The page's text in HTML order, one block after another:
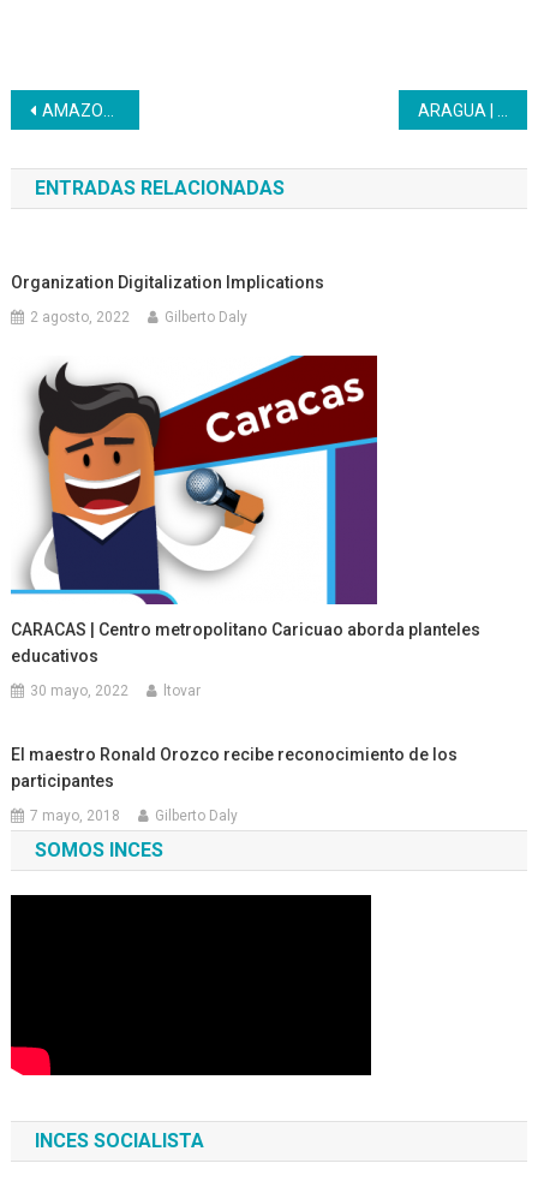
Navegación
de
entradas
AMAZONAS | Trabajadores de la Procuraduría General regional culminan formación
ENTRADAS RELACIONADAS
Organization Digitalization Implications
2 agosto, 2022 Gilberto Daly
CARACAS | Centro metropolitano Caricuao aborda planteles
educativos
30 mayo, 2022 ltovar
El maestro Ronald Orozco recibe reconocimiento de los
participantes
7 mayo, 2018 Gilberto Daly
SOMOS INCES
INCES SOCIALISTA